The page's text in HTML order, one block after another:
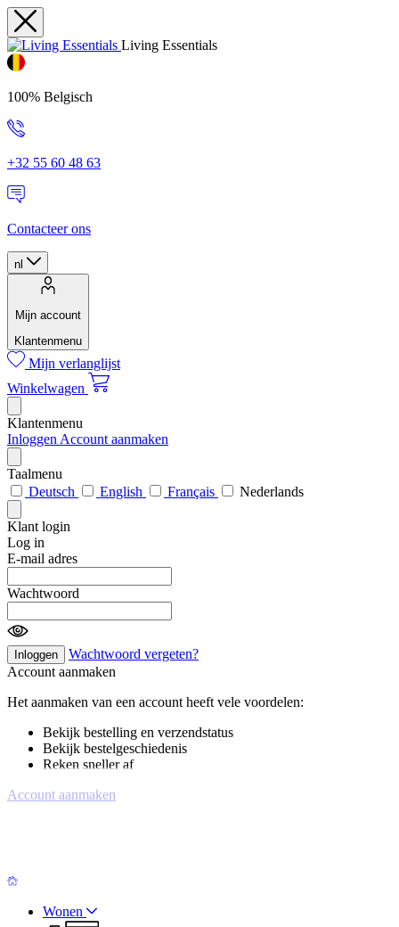
Living Essentials
100% Belgisch
+32 55 60 48 63
Contacteer ons
nl
Mijn account
Klantenmenu
Mijn verlanglijst
Winkelwagen
Klantenmenu
Inloggen Account aanmaken
Taalmenu
Deutsch
English Français Nederlands
Klant login
Log in
E-mail adres
Wachtwoord
Inloggen
Wachtwoord vergeten?
Account aanmaken
Het aanmaken van een account heeft vele voordelen:
Bekijk bestelling en verzendstatus
Bekijk bestelgeschiedenis
Reken sneller af
Account aanmaken
Wonen